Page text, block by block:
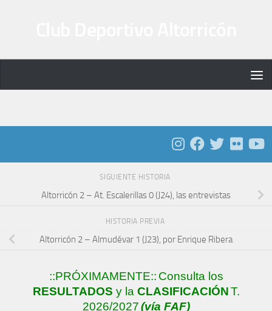
SIGUIENTE HISTORIA
Altorricón 2 – At. Escalerillas 0 (J24), las entrevistas
HISTORIA PREVIA
Altorricón 2 – Almudévar 1 (J23), por Enrique Ribera
::PRÓXIMAMENTE:: Consulta los
RESULTADOS y la CLASIFICACIÓNT.
2026/2027(vía FAF)